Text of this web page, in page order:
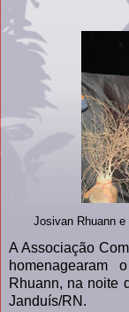
Josivan Rhuann e
A Associação
homenagearam
Rhuann, na noite
Janduís/RN.